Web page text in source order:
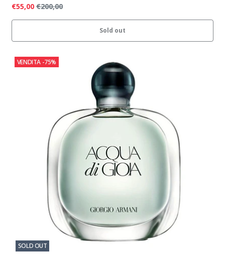
€55,00 €200,00
Sold out
VENDITA -75%
SOLD OUT